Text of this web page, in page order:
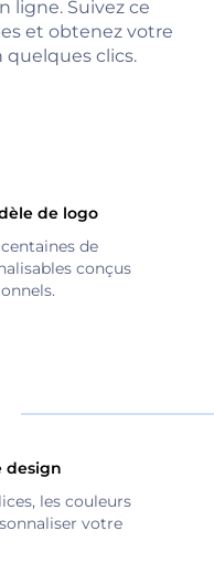
ligne. Suivez ce
et obtenez votre
quelques clics.
de logo
de
conçus
design
les couleurs
votre